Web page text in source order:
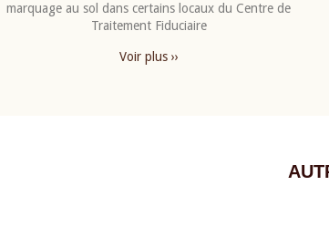
marquage au sol dans certains locaux du Centre de
Traitement Fiduciaire
Voir plus ››